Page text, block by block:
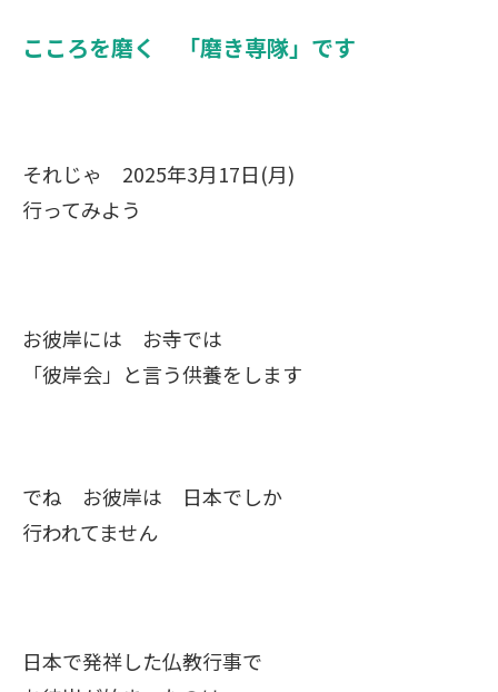
こころを磨く 「磨き専隊」です
それじゃ 2025年3月17日(月)
行ってみよう
お彼岸には お寺では
「彼岸会」と言う供養をします
でね お彼岸は 日本でしか
行われてません
日本で発祥した仏教行事で